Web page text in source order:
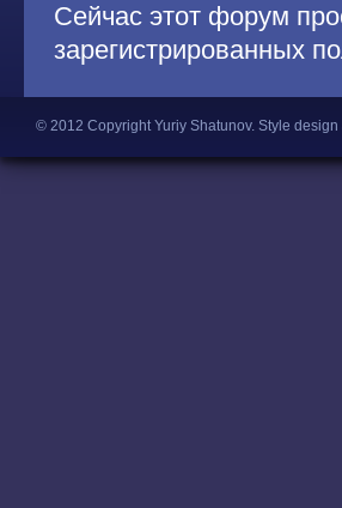
Сейчас этот форум
зарегистрированных
© 2012 Copyright Yuriy Shatunov. Style